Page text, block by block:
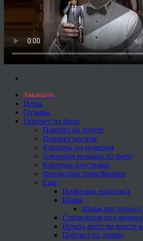
Заказать
Цены
Отзывы
Портрет по фото
Портрет на холсте
Портрет маслом
Картины по номерам
Алмазная мозаика по фото
Картины блестками
Фотокубик трансформер
Еще
Цифровая живопись
Шарж
Шарж пастелью
Стилизация под
Печать фото на холсте
Портрет на дереве